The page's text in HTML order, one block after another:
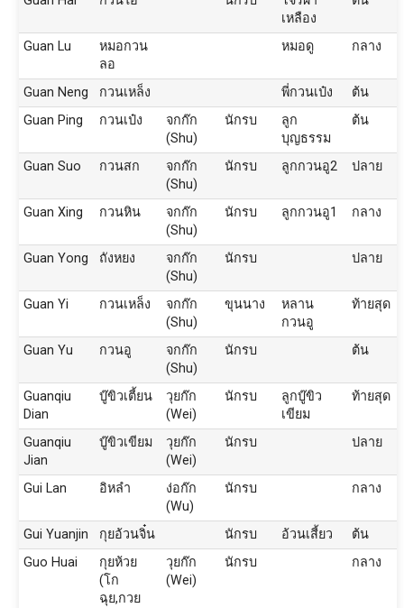
เหลือง
Guan Lu
หมอกวน
ลอ
หมอดู กลาง
Guan Neng กวนเหล็ง พี่กวนเป๋ง
ต้น
Guan Ping
กวนเป๋ง
จกก๊ก
(Shu)
นักรบ
ลูก
บุญธรรม
ต้น
Guan Suo กวนสก
จกก๊ก
(Shu)
นักรบ ลูกกวนอู2 ปลาย
Guan Xing กวนหิน
จกก๊ก
(Shu)
นักรบ ลูกกวนอู1 กลาง
Guan Yong ถังหยง
จกก๊ก
(Shu)
นักรบ ปลาย
Guan Yi กวนเหล็ง
จกก๊ก
(Shu)
ขุนนาง
หลาน
กวนอู
ท้ายสุด
Guan Yu กวนอู
จกก๊ก
(Shu)
นักรบ ต้น
Guanqiu
Dian
บู๊ขิวเตี้ยน
วุยก๊ก
(Wei)
นักรบ
ลูกบู๊ขิว
เขียม
ท้ายสุด
Guanqiu
Jian
บู๊ขิวเขียม
วุยก๊ก
(Wei)
นักรบ ปลาย
Gui Lan อิหลำ
ง่อก๊ก
(Wu)
นักรบ กลาง
Gui Yuanjin กุยอ้วนจิ๋น นักรบ อ้วนเสี้ยว
ต้น
Guo Huai
กุยห้วย
(โก
ฉุย,กวย
วุยก๊ก
(Wei)
นักรบ กลาง